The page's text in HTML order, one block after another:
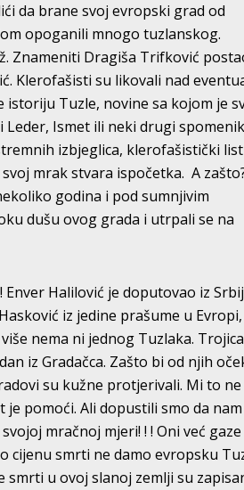
da brane svoj evropski grad od
opoganili mnogo tuzlanskog.
Znameniti Dragiša Trifković
Klerofašisti su likovali nad
istoriju Tuzle, novine sa kojom je
Leder, Ismet ili neki drugi
izbjeglica, klerofašistički
mrak stvara ispočetka. A
godina i pod sumnjivim
dušu ovog grada i utrpali se na
Halilović je doputovao iz
iz jedine prašume u
nema ni jednog Tuzlaka. Trojica
iz Gradačca. Zašto bi od njih
su kužne protjerivali. Mi to ne
pomoći. Ali dopustili smo da nam
mračnoj mjeri! ! ! Oni već gaze
cijenu smrti ne damo evropsku
u ovoj slanoj zemlji su